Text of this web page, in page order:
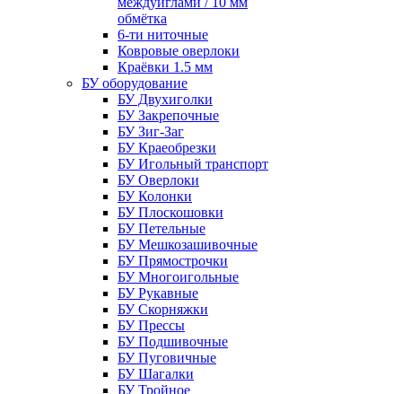
обмётка
6-ти ниточные
Ковровые оверлоки
Краёвки 1.5 мм
БУ оборудование
БУ Двухиголки
БУ Закрепочные
БУ Зиг-Заг
БУ Краеобрезки
БУ Игольный транспорт
БУ Оверлоки
БУ Колонки
БУ Плоскошовки
БУ Петельные
БУ Мешкозашивочные
БУ Прямострочки
БУ Многоигольные
БУ Рукавные
БУ Скорняжки
БУ Прессы
БУ Подшивочные
БУ Пуговичные
БУ Шагалки
БУ Тройное